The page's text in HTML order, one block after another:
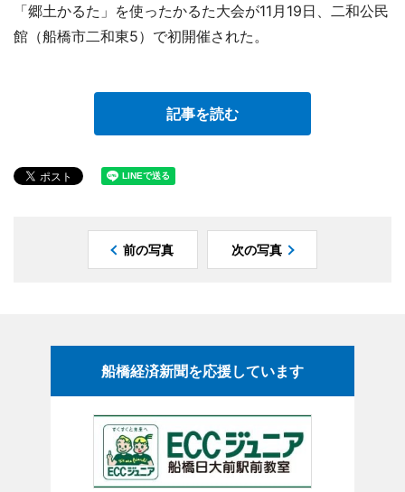
「郷土かるた」を使ったかるた大会が11月19日、二和公民
館（船橋市二和東5）で初開催された。
記事を読む
前の写真 次の写真
船橋経済新聞を応援しています